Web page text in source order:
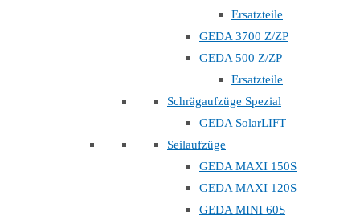
Ersatzteile
GEDA 3700 Z/ZP
GEDA 500 Z/ZP
Ersatzteile
Schrägaufzüge Spezial
GEDA SolarLIFT
Seilaufzüge
GEDA MAXI 150S
GEDA MAXI 120S
GEDA MINI 60S